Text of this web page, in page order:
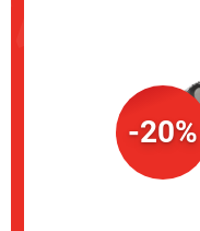
-20%